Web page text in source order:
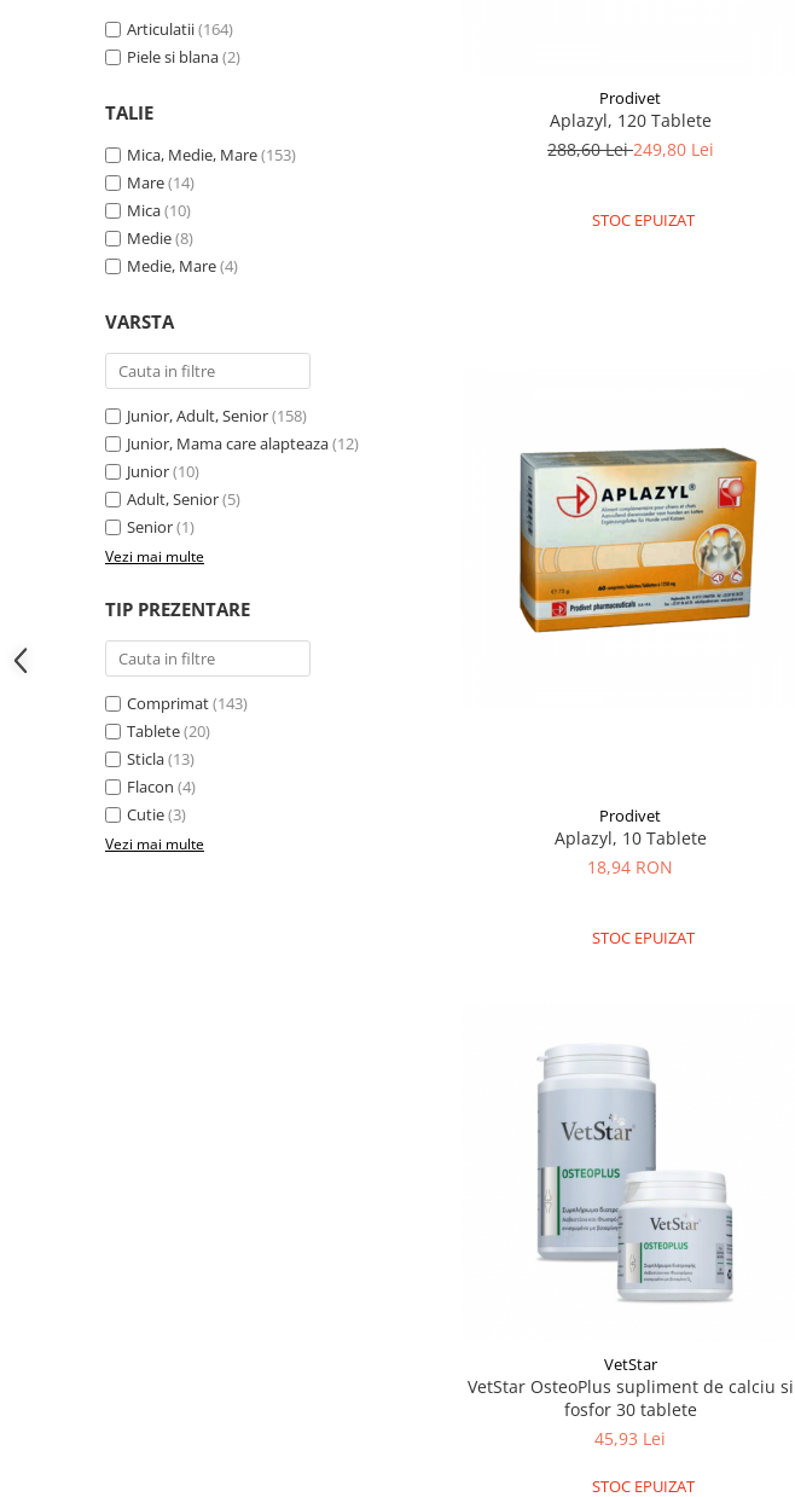
Articulatii(164)
Piele si blana(2)
TALIE
Mica, Medie, Mare(153)
Mare(14)
Mica(10)
Medie(8)
Medie, Mare(4)
VARSTA
Junior, Adult, Senior(158)
Junior, Mama care alapteaza(12)
Junior(10)
Adult, Senior(5)
Senior(1)
Vezi mai multe
TIP PREZENTARE
Comprimat(143)
Tablete(20)
Sticla(13)
Flacon (4)
Cutie(3)
Vezi mai multe
Prodivet
Aplazyl, 120 Tablete
288,60 Lei249,80 Lei
STOC EPUIZAT
Prodivet
Aplazyl, 10 Tablete
18,94 RON
STOC EPUIZAT
VetStar
VetStar OsteoPlus supliment de calciu si
fosfor 30 tablete
45,93 Lei
STOC EPUIZAT